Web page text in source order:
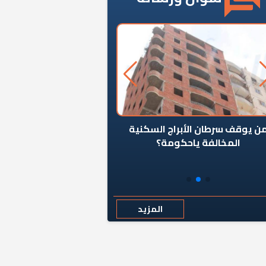
يوقف سرطان الأبراج السكنية
المخالفة ياحكومة؟
المزيد